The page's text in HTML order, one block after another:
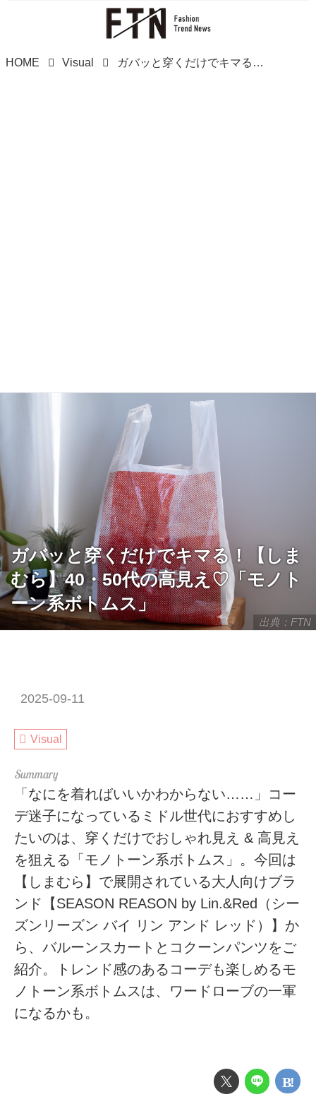
HOME Visual ガバッと穿くだけでキマる！【しまむら】40・50代の高見え♡「モノトーン系ボトムス」
出典：FTN
ガバッと穿くだけでキマる！【しま
むら】40・50代の高見え♡「モノト
ーン系ボトムス」
2025-09-11
Visual
「なにを着ればいいかわからない……」コー
デ迷子になっているミドル世代におすすめし
たいのは、穿くだけでおしゃれ見え & 高見え
を狙える「モノトーン系ボトムス」。今回は
【しまむら】で展開されている大人向けブラ
ンド【SEASON REASON by Lin.&Red（シー
ズンリーズン バイ リン アンド レッド）】か
ら、バルーンスカートとコクーンパンツをご
紹介。トレンド感のあるコーデも楽しめるモ
ノトーン系ボトムスは、ワードローブの一軍
になるかも。